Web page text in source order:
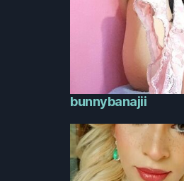
bunnybanajii